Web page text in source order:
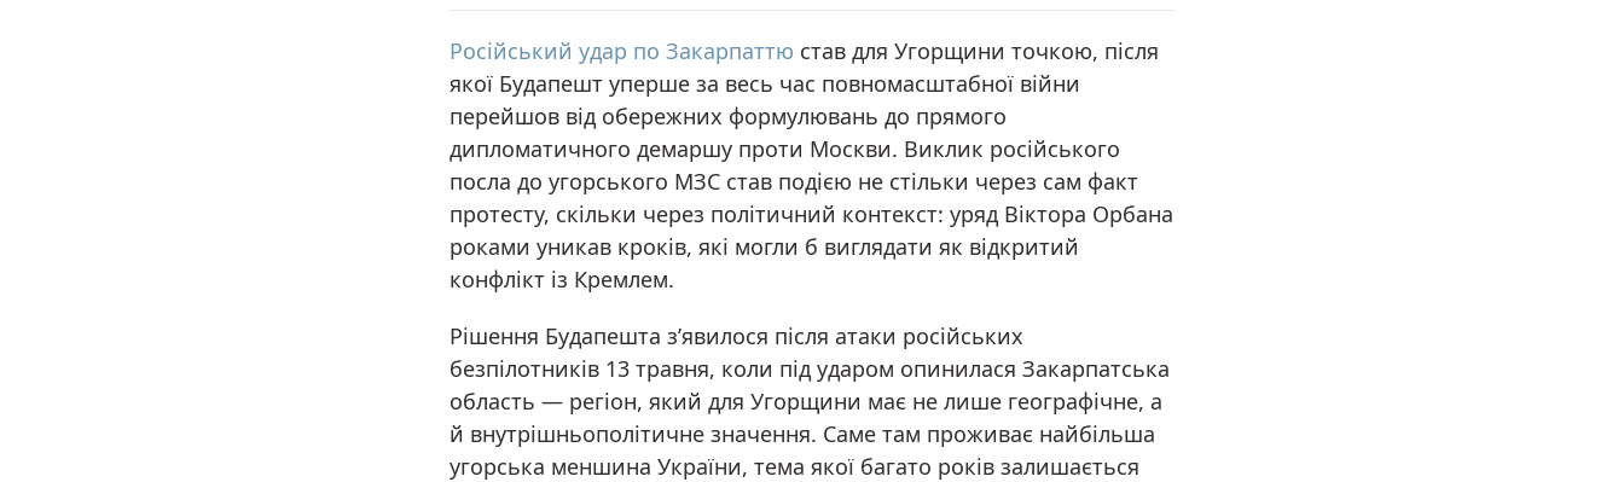
Російський удар по Закарпаттю став для Угорщини точкою, після
якої Будапешт уперше за весь час повномасштабної війни
перейшов від обережних формулювань до прямого
дипломатичного демаршу проти Москви. Виклик російського
посла до угорського МЗС став подією не стільки через сам факт
протесту, скільки через політичний контекст: уряд Віктора Орбана
роками уникав кроків, які могли б виглядати як відкритий
конфлікт із Кремлем.
Рішення Будапешта з’явилося після атаки російських
безпілотників 13 травня, коли під ударом опинилася Закарпатська
область — регіон, який для Угорщини має не лише географічне, а
й внутрішньополітичне значення. Саме там проживає найбільша
угорська меншина України, тема якої багато років залишається